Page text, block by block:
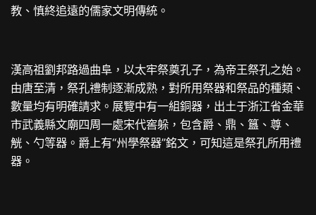
教、慎終追遠的儒家文明傳統。
漢高祖劉邦路過曲阜，以太牢祭奠孔子，為帝王祭孔之始。
由唐至清，祭孔禮制逐漸成熟，對所用祭器和祭品的種類、
數量均有明確請求。展覽中有一組銅器，出土于浙江省金華
市武義縣文廟四周一處宋代窖躲，包含爵、鼎、簋、尊、
觥、勺等器。爵上有“州學祭器”銘文，可知這是祭孔所用禮
器。